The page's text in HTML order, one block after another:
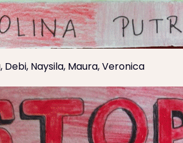
Naysila, Maura, Veronica